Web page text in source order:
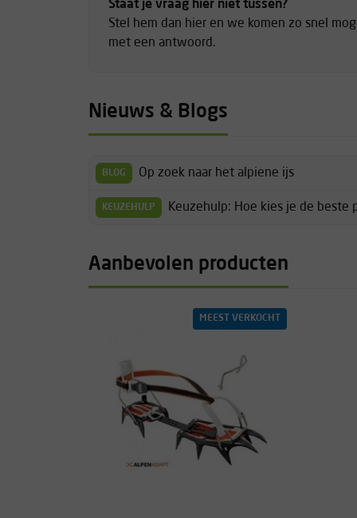
Staat je vraag hier niet tussen?
Stel hem dan hier en we komen zo snel
met een antwoord.
Nieuws & Blogs
BLOG Op zoek naar het alpiene ijs
KEUZEHULP Keuzehulp: Hoe kies je de beste
Aanbevolen producten
MEEST VERKOCHT